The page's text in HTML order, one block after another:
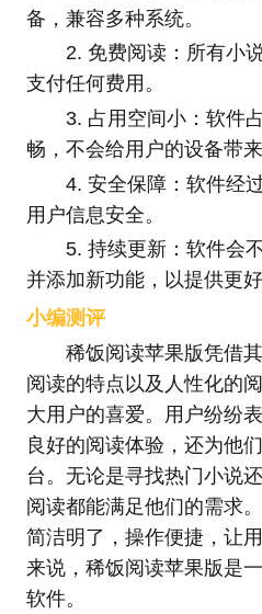
备，兼容多种系统。
2. 免费阅读：所有小
支付任何费用。
3. 占用空间小：软件
畅，不会给用户的设备带来
4. 安全保障：软件经
用户信息安全。
5. 持续更新：软件会
并添加新功能，以提供更
小编测评
稀饭阅读苹果版凭借
阅读的特点以及人性化的
大用户的喜爱。用户纷纷
良好的阅读体验，还为他
台。无论是寻找热门小说
阅读都能满足他们的需求
简洁明了，操作便捷，让
来说，稀饭阅读苹果版是
软件。